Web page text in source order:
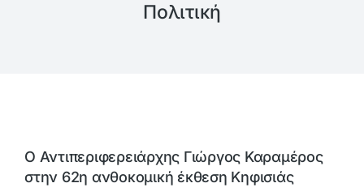
Πολιτική
Ο Αντιπεριφερειάρχης Γιώργος Καραμέρος
στην 62η ανθοκομική έκθεση Κηφισιάς